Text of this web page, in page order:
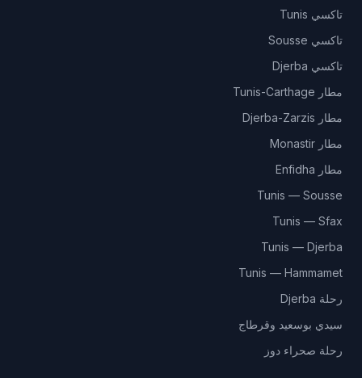
تاكسي Tunis
تاكسي Sousse
تاكسي Djerba
مطار Tunis-Carthage
مطار Djerba-Zarzis
مطار Monastir
مطار Enfidha
Tunis — Sousse
Tunis — Sfax
Tunis — Djerba
Tunis — Hammamet
رحلة Djerba
سيدي بوسعيد وقرطاج
رحلة صحراء دوز